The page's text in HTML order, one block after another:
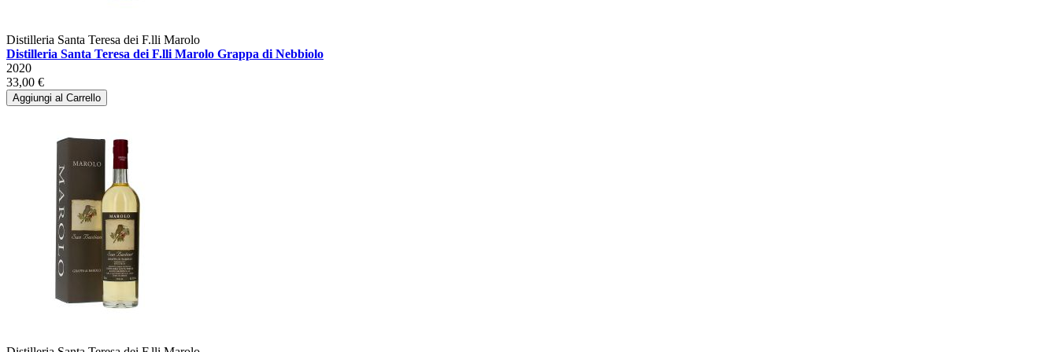
Distilleria Santa Teresa dei F.lli Marolo
Distilleria Santa Teresa dei F.lli Marolo Grappa di Nebbiolo
2020
33,00 €
Aggiungi al Carrello